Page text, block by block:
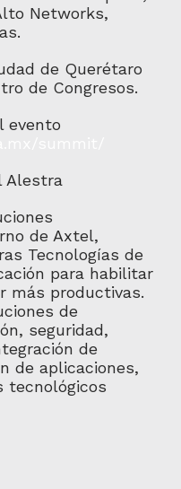
Networks,
de Querétaro
de Congresos.
evento
Alestra
de Axtel,
Tecnologías de
para habilitar
más productivas.
de
seguridad,
de
de aplicaciones,
tecnológicos